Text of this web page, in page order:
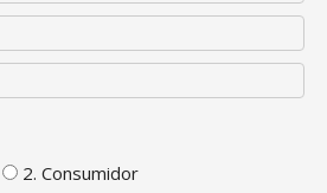
2. Consumidor